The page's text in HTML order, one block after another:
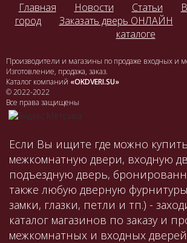
Главная Новости Статьи
город
Заказать дверь ОНЛАЙН
каталоге
Производители и магазины по продаже входных и
Изготовление, продажа, заказ.
Каталог компаний «OKDVERI.SU»
© 2022-2022
Все права защищены
Если Вы ищите где можно
межкомнатную двери, входную
подъездную дверь,
также любую дверную
замки, глазки, петли и тп.) -
каталог магазинов по заказу и
межкомнатных и входных